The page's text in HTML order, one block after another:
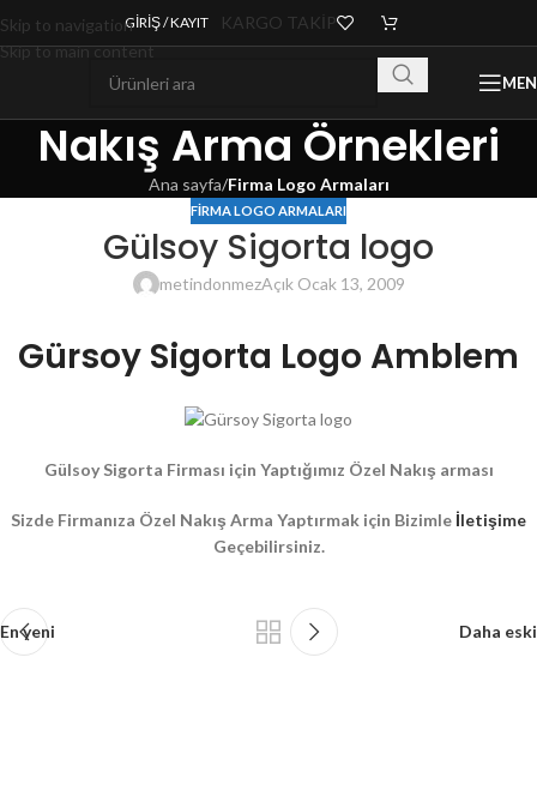
Skip to navigation
Skip to main content
GIRIŞ / KAYIT KARGO TAKİP
Nakış Arma Örnekleri
Ana sayfa/Firma Logo Armaları
FIRMA LOGO ARMALARI
Gülsoy Sigorta logo
metindonmezAçık Ocak 13, 2009
Gürsoy Sigorta Logo Amblem
Gülsoy Sigorta Firması için Yaptığımız Özel Nakış arması
Sizde Firmanıza Özel Nakış Arma Yaptırmak için Bizimle İletişime
Geçebilirsiniz.
En yeni Daha eski